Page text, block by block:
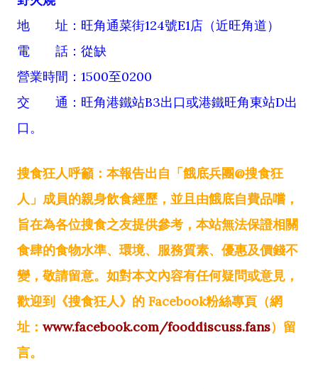
地 址：旺角通菜街124號E1店（近旺角道）
電 話：從缺
營業時間：1500至0200
交 通：旺角港鐵站B3出口或港鐵旺角東站D出
口。
搜食狂人呼籲：本報告出自「餓底兵團@搜食狂
人」成員的親身飲食經歷，並且由餓底自費品嚐，
旨在為各位搜食之友提供參考，本站無法保證相關
食肆的食物水準、環境、服務質素、優惠及價錢不
變，敬請留意。如對本文內容有任何疑問或意見，
歡迎到《搜食狂人》的 Facebook粉絲專頁（網
址： www.facebook.com/fooddiscuss.fans）留
言。